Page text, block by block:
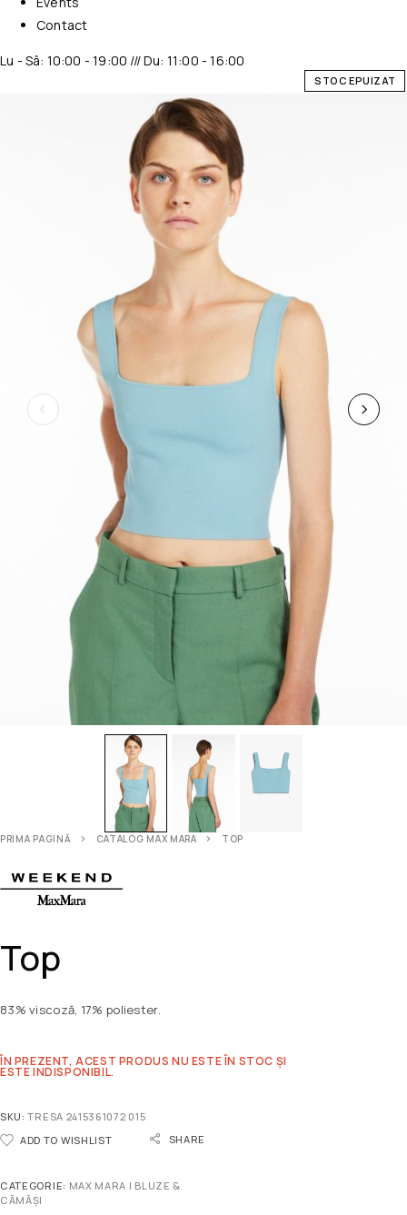
Contact
Lu - Sâ: 10:00 - 19:00 /// Du: 11:00 - 16:00
STOC EPUIZAT
PRIMA PAGINĂ CATALOG MAX MARA TOP
Top
83% viscoză, 17% poliester.
ÎN PREZENT, ACEST PRODUS NU ESTE ÎN STOC ȘI
ESTE INDISPONIBIL.
SKU:TRESA 2415361072 015
ADD TO WISHLIST
SHARE
CATEGORIE: MAX MARA | BLUZE &
CĂMĂȘI